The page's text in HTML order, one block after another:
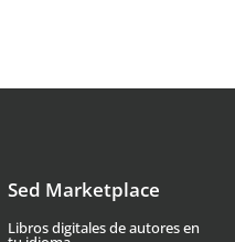
Sed Marketplace
Libros digitales de autores en